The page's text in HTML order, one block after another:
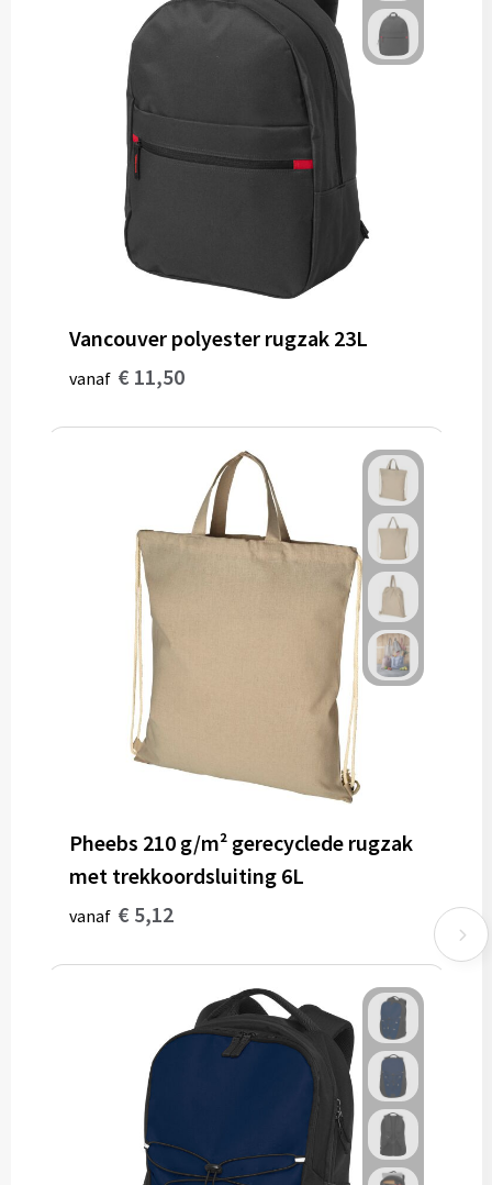
Vancouver polyester rugzak 23L
vanaf € 11,50
Pheebs 210 g/m² gerecyclede rugzak
met trekkoordsluiting 6L
vanaf € 5,12